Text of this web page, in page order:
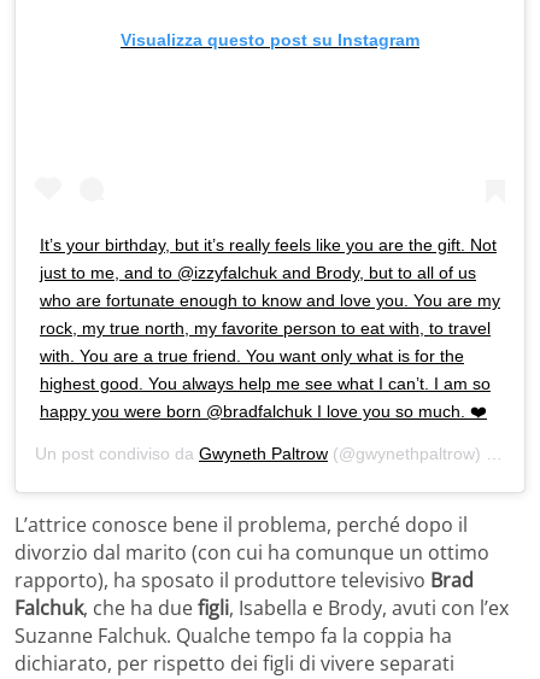
Visualizza questo post su Instagram
It’s your birthday, but it’s really feels like you are the gift. Not
just to me, and to @izzyfalchuk and Brody, but to all of us
who are fortunate enough to know and love you. You are my
rock, my true north, my favorite person to eat with, to travel
with. You are a true friend. You want only what is for the
highest good. You always help me see what I can’t. I am so
happy you were born @bradfalchuk I love you so much. ❤️
Un post condiviso da Gwyneth Paltrow (@gwynethpaltrow) in data:
L’attrice conosce bene il problema, perché dopo il
divorzio dal marito (con cui ha comunque un ottimo
rapporto), ha sposato il produttore televisivo Brad
Falchuk, che ha duefigli, Isabella e Brody, avuti con l’ex
Suzanne Falchuk. Qualche tempo fa la coppia ha
dichiarato, per rispetto dei figli di vivere separati